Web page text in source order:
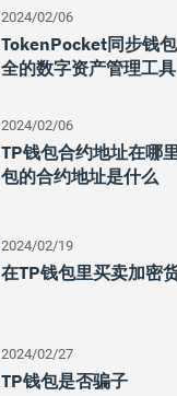
2024/02/06
TokenPocket同步钱
全的数字资产管理工具
2024/02/06
TP钱包合约地址在哪
包的合约地址是什么
2024/02/19
在TP钱包里买卖加密
2024/02/27
TP钱包是否骗子